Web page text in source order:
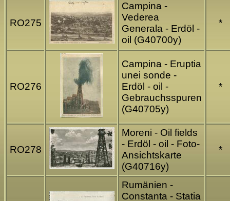
RO275
Campina -
Vederea
Generala - Erdöl -
oil (G40700y)
*
RO276
Campina - Eruptia
unei sonde -
Erdöl - oil -
Gebrauchsspuren
(G40705y)
*
RO278
Moreni - Oil fields
- Erdöl - oil - Foto-
Ansichtskarte
(G40716y)
*
Rumänien -
Constanta - Statia